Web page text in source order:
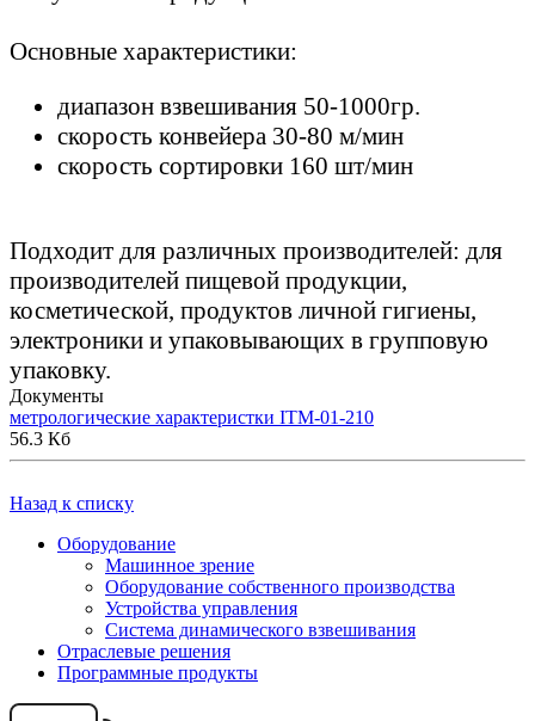
Основные характеристики:
диапазон взвешивания 50-1000гр.
скорость конвейера 30-80 м/мин
скорость сортировки 160 шт/мин
Подходит для различных производителей: для
производителей пищевой продукции,
косметической, продуктов личной гигиены,
электроники и упаковывающих в групповую
упаковку.
Документы
метрологические характеристки ITM-01-210
56.3 Кб
Назад к списку
Оборудование
Машинное зрение
Оборудование собственного производства
Устройства управления
Система динамического взвешивания
Отраслевые решения
Программные продукты